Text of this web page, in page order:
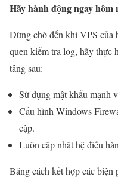
Hãy hành động ngay hôm
Đừng chờ đến khi VPS của
quen kiểm tra log, hãy thực
tảng sau:
Sử dụng mật khẩu mạnh
Cấu hình Windows
cập.
Luôn cập nhật hệ điều
Bằng cách kết hợp các